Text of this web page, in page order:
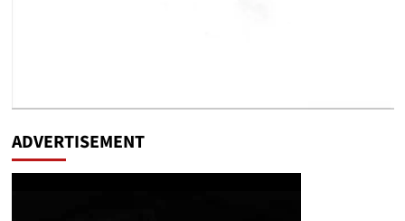
ADVERTISEMENT